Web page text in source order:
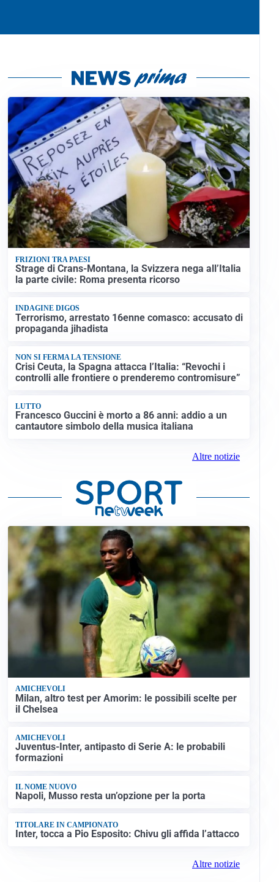
FRIZIONI TRA PAESI
Strage di Crans-Montana, la Svizzera nega all’Italia
la parte civile: Roma presenta ricorso
INDAGINE DIGOS
Terrorismo, arrestato 16enne comasco: accusato di
propaganda jihadista
NON SI FERMA LA TENSIONE
Crisi Ceuta, la Spagna attacca l’Italia: “Revochi i
controlli alle frontiere o prenderemo contromisure”
LUTTO
Francesco Guccini è morto a 86 anni: addio a un
cantautore simbolo della musica italiana
Altre notizie
AMICHEVOLI
Milan, altro test per Amorim: le possibili scelte per
il Chelsea
AMICHEVOLI
Juventus-Inter, antipasto di Serie A: le probabili
formazioni
IL NOME NUOVO
Napoli, Musso resta un’opzione per la porta
TITOLARE IN CAMPIONATO
Inter, tocca a Pio Esposito: Chivu gli affida l’attacco
Altre notizie